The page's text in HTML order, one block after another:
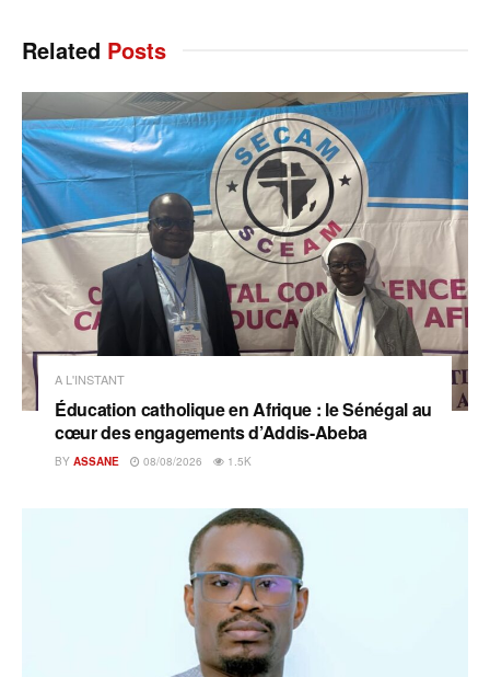
Related Posts
A L'INSTANT
Éducation catholique en Afrique : le Sénégal au
cœur des engagements d’Addis-Abeba
BY ASSANE 08/08/2026 1.5K